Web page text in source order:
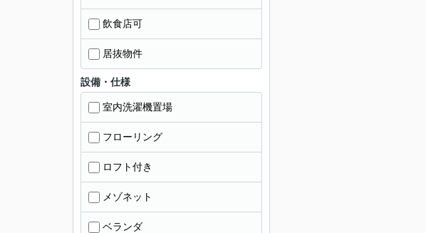
飲食店可
居抜物件
設備・仕様
室内洗濯機置場
フローリング
ロフト付き
メゾネット
ベランダ